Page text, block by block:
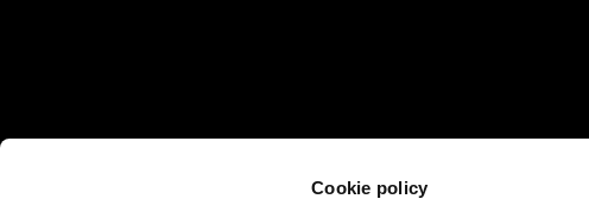
Cookie policy